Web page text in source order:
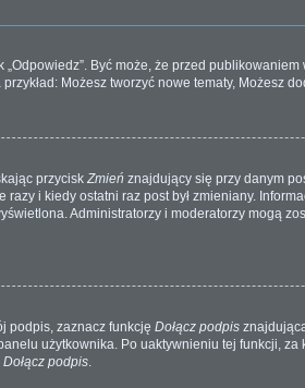
Być może, że przed
Możesz tworzyć nowe tematy, Możesz
przycisk Zmień znajdujący się przy danym
i kiedy ostatni raz post był zmieniany.
Administratorzy i moderatorzy mogą
podpis, zaznacz funkcję Dołącz podpis
użytkownika. Po uaktywnieniu tej funkcji, za
Dołącz podpis.